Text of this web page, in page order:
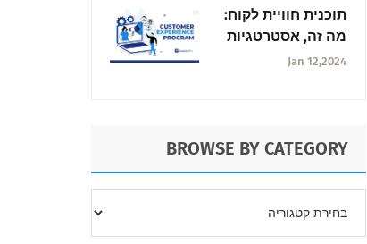
תוכנית חוויית לקוח:
מה זה, אסטרטגיות
ועוד.
Jan 12,2024
BROWSE BY CATEGORY
CATEGORY